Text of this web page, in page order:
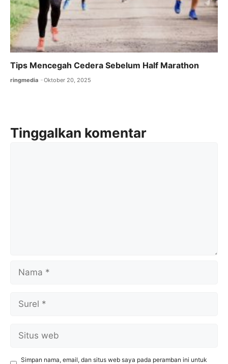
Tips Mencegah Cedera Sebelum Half Marathon
ringmedia Oktober 20, 2025
Tinggalkan komentar
web
Simpan nama, email, dan situs web saya pada peramban ini untuk